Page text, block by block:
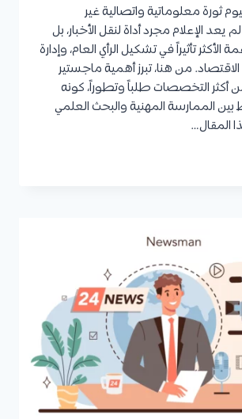
ثورة معلوماتية واتصالية غير
الإعلام مجرد أداة لنقل الأخبار، بل
الأكثر تأثيراً في تشكيل الرأي العام، وإدارة
الاقتصاد. من هنا، تبرز أهمية ماجستير
أكثر التخصصات طلباً وتطوراً، كونه
بين الممارسة المهنية والبحث العلمي
المقال…